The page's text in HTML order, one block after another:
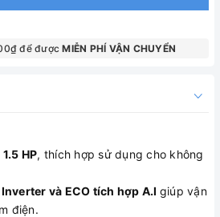
để đượcMIỄN PHÍ VẬN CHUYỂN
1.5 HP, thích hợp sử dụng cho không
Inverter và ECO tích hợp A.I giúp vận
điện.